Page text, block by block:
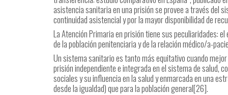
asistencia sanitaria en una prisión se provee a través del
continuidad asistencial y por la mayor disponibilidad de
La Atención Primaria en prisión tiene sus peculiaridades:
de la población penitenciaria y de la relación médico/a-
Un sistema sanitario es tanto más equitativo cuando
prisión independiente e integrada en el sistema de salud,
sociales y su influencia en la salud y enmarcada en una
desde la igualdad) que para la población general[26].